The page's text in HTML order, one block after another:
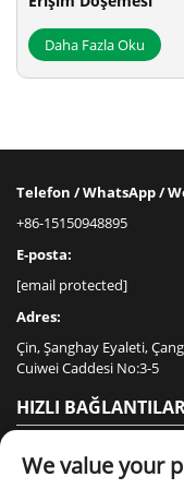
Daha Fazla Oku
Telefon / WhatsApp /
+86-15150948895
E-posta:
[email protected]
Adres:
Çin, Şanghay Eyaleti,
Cuiwei Caddesi No:3-5
HIZLI
ÜRÜNLER
We value your